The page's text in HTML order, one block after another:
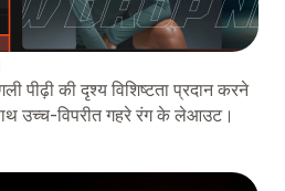
पीढ़ी की दृश्य विशिष्टता प्रदान करने
उच्च-विपरीत गहरे रंग के लेआउट।